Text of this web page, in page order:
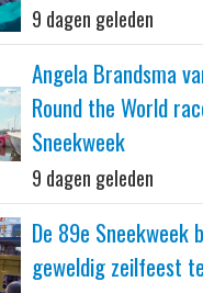
9 dagen geleden
Angela Brandsma
Round the World
Sneekweek
9 dagen geleden
De 89e Sneekweek
geweldig zeilfeest